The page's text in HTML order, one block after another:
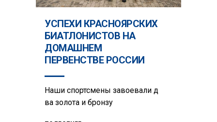
УСПЕХИ КРАСНОЯРСКИХ
БИАТЛОНИСТОВ НА
ДОМАШНЕМ
ПЕРВЕНСТВЕ РОССИИ
Наши спортсмены завоевали д
ва золота и бронзу